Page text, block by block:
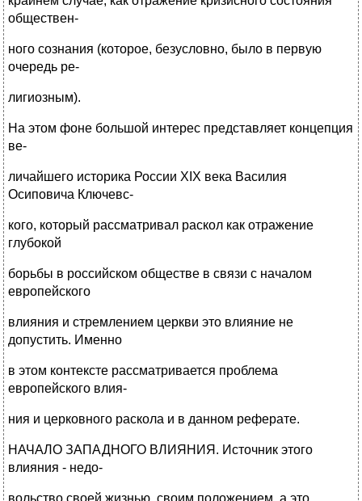
обществен-
ного сознания (которое, безусловно, было в первую
очередь ре-
лигиозным).
На этом фоне большой интерес представляет концепция
ве-
личайшего историка России XIX века Василия
Осиповича Ключевс-
кого, который рассматривал раскол как отражение
глубокой
борьбы в российском обществе в связи с началом
европейского
влияния и стремлением церкви это влияние не
допустить. Именно
в этом контексте рассматривается проблема
европейского влия-
ния и церковного раскола и в данном реферате.
НАЧАЛО ЗАПАДНОГО ВЛИЯНИЯ. Источник этого
влияния - недо-